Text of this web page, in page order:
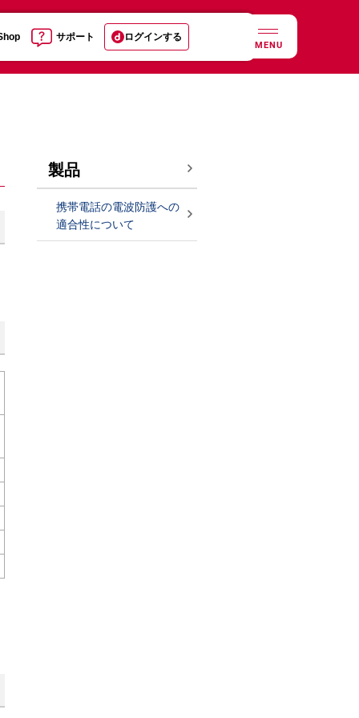
サポート ログインする
MENU
製品
携帯電話の電波防護への
適合性について